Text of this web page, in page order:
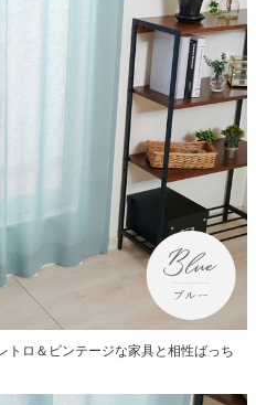
トロ＆ビンテージな家具と相性ばっち